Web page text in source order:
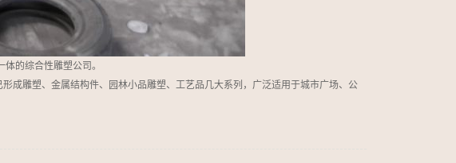
的综合性雕塑公司。
成雕塑、金属结构件、园林小品雕塑、工艺品几大系列，广泛适用于城市广场、公